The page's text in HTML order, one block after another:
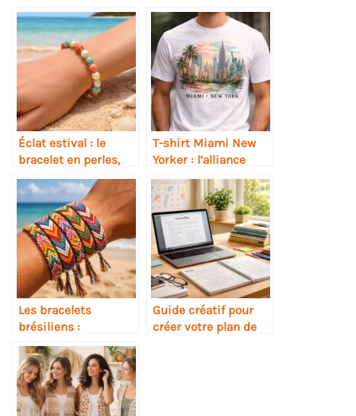
Éclat estival : le
bracelet en perles,
l’accessoire
indispensable de
l’été
T-shirt Miami New
Yorker : l’alliance
urbaine entre deux
icônes américaines
Les bracelets
brésiliens :
l’accessoire
indispensable de
l’été
Guide créatif pour
créer votre plan de